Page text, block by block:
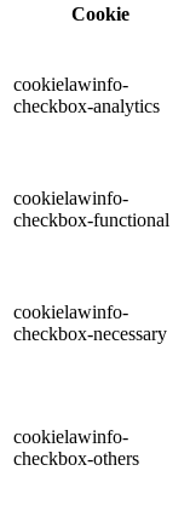
Cookie
cookielawinfo-
checkbox-analytics
cookielawinfo-
checkbox-functional
cookielawinfo-
checkbox-necessary
cookielawinfo-
checkbox-others